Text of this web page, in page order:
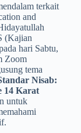
terkait
and
(Kajian
hari Sabtu,
Zoom
tema
Nisab:
14 Karat
untuk